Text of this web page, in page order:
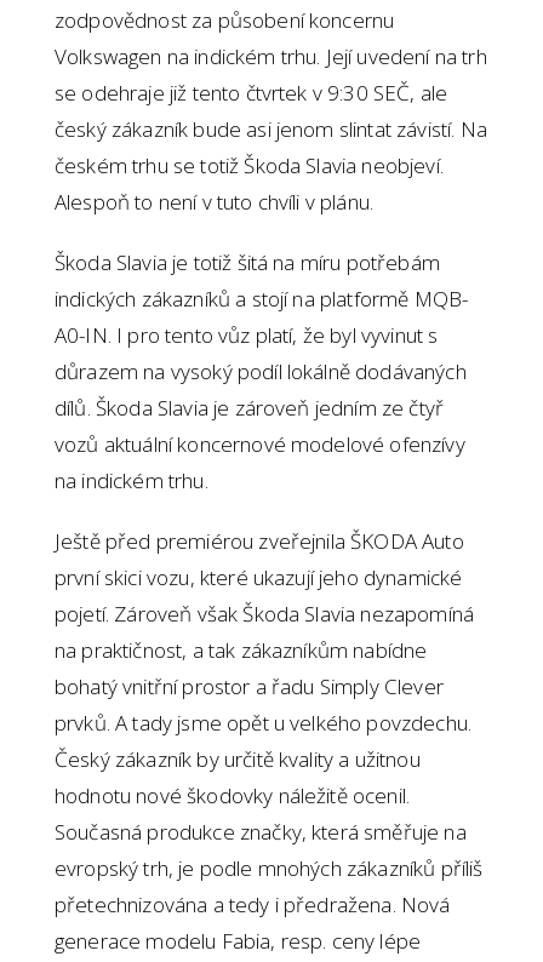
zodpovědnost za působení koncernu
Volkswagen na indickém trhu. Její uvedení na trh
se odehraje již tento čtvrtek v 9:30 SEČ, ale
český zákazník bude asi jenom slintat závistí. Na
českém trhu se totiž Škoda Slavia neobjeví.
Alespoň to není v tuto chvíli v plánu.
Škoda Slavia je totiž šitá na míru potřebám
indických zákazníků a stojí na platformě MQB-
A0-IN. I pro tento vůz platí, že byl vyvinut s
důrazem na vysoký podíl lokálně dodávaných
dílů. Škoda Slavia je zároveň jedním ze čtyř
vozů aktuální koncernové modelové ofenzívy
na indickém trhu.
Ještě před premiérou zveřejnila ŠKODA Auto
první skici vozu, které ukazují jeho dynamické
pojetí. Zároveň však Škoda Slavia nezapomíná
na praktičnost, a tak zákazníkům nabídne
bohatý vnitřní prostor a řadu Simply Clever
prvků. A tady jsme opět u velkého povzdechu.
Český zákazník by určitě kvality a užitnou
hodnotu nové škodovky náležitě ocenil.
Současná produkce značky, která směřuje na
evropský trh, je podle mnohých zákazníků příliš
přetechnizována a tedy i předražena. Nová
generace modelu Fabia, resp. ceny lépe